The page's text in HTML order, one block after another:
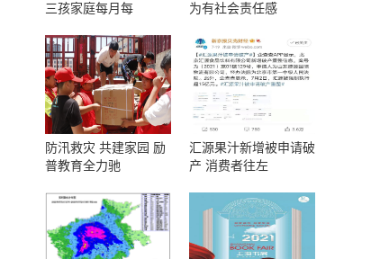
三孩家庭每月每
为有社会责任感
防汛救灾 共建家园 励
普教育全力驰
汇源果汁新增被申请破
产 消费者往左